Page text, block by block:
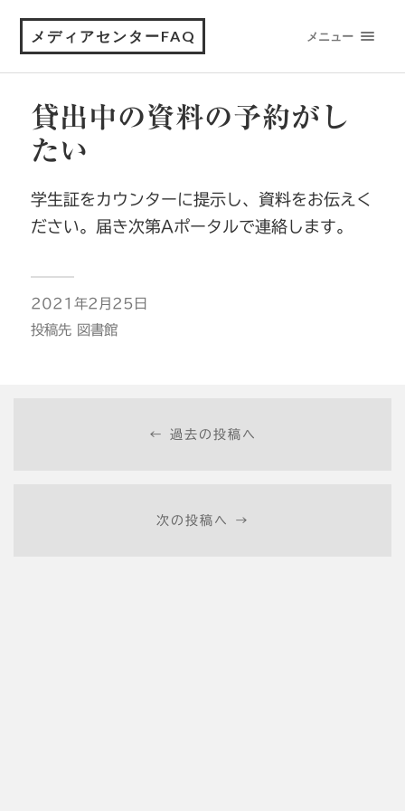
メディアセンターFAQ メニュー
貸出中の資料の予約がし
たい
学生証をカウンターに提示し、資料をお伝えく
ださい。届き次第Aポータルで連絡します。
2021年2月25日
投稿先 図書館
← 過去の投稿へ
次の投稿へ →